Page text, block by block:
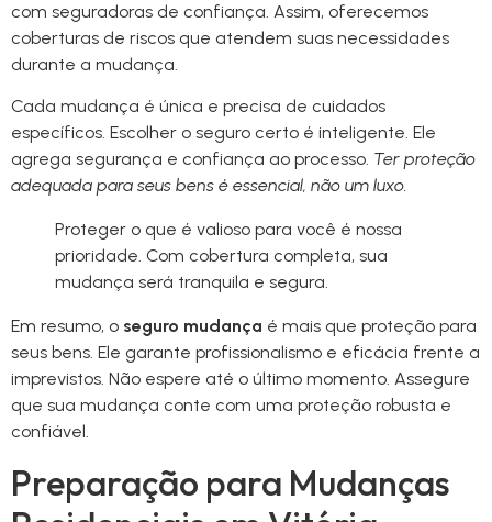
com seguradoras de confiança. Assim, oferecemos
coberturas de riscos que atendem suas necessidades
durante a mudança.
Cada mudança é única e precisa de cuidados
específicos. Escolher o seguro certo é inteligente. Ele
agrega segurança e confiança ao processo. Ter proteção
adequada para seus bens é essencial, não um luxo.
Proteger o que é valioso para você é nossa
prioridade. Com cobertura completa, sua
mudança será tranquila e segura.
Em resumo, o seguro mudança é mais que proteção para
seus bens. Ele garante profissionalismo e eficácia frente a
imprevistos. Não espere até o último momento. Assegure
que sua mudança conte com uma proteção robusta e
confiável.
Preparação para Mudanças